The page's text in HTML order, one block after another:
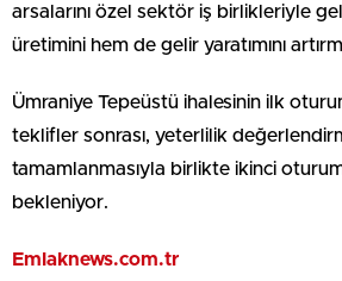
arsalarını özel sektör iş birlikleriyle
üretimini hem de gelir yaratımını
Ümraniye Tepeüstü ihalesinin ilk
teklifler sonrası, yeterlilik
tamamlanmasıyla birlikte ikinci
bekleniyor.
Emlaknews.com.tr